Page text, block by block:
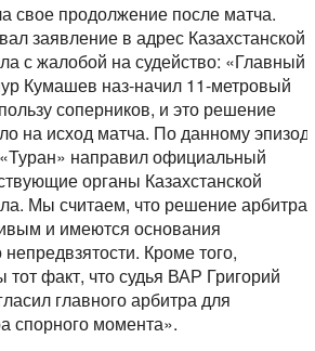
свое продолжение после матча.
заявление в адрес Казахстанской
с жалобой на судейство: «Главный
Кумашев наз-начил 11-метровый
соперников, и это решение
на исход матча. По данному
направил официальный
органы Казахстанской
Мы считаем, что решение арбитра
и имеются основания
Кроме того,
факт, что судья ВАР Григорий
главного арбитра для
спорного момента».